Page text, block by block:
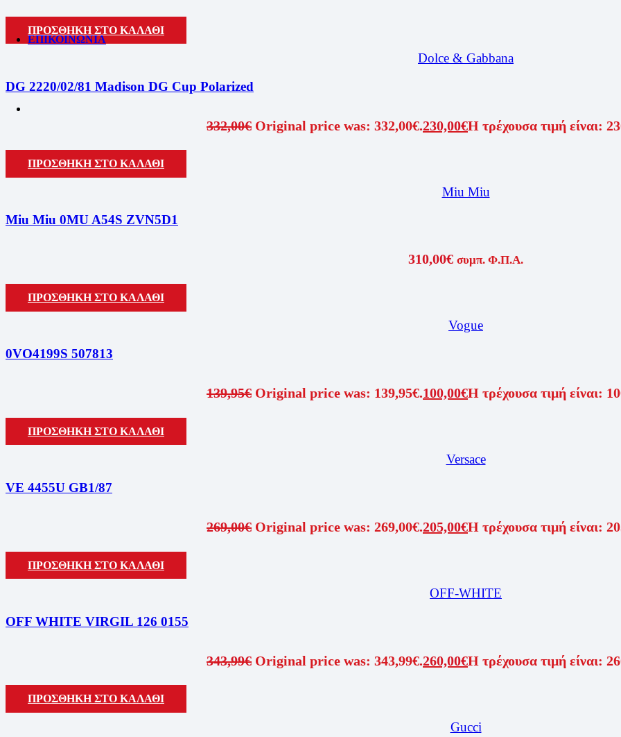
ΕΠΙΚΟΙΝΩΝΙΑ
ΠΡΟΣΘΗΚΗ ΣΤΟ ΚΑΛΑΘΙ
Dolce & Gabbana
DG 2220/02/81 Madison DG Cup Polarized
332,00€ Original price was: 332,00€.230,00€Η τρέχουσα τιμή είναι:
ΠΡΟΣΘΗΚΗ ΣΤΟ ΚΑΛΑΘΙ
Miu Miu
Miu Miu 0MU A54S ZVN5D1
310,00€ συμπ. Φ.Π.Α.
ΠΡΟΣΘΗΚΗ ΣΤΟ ΚΑΛΑΘΙ
Vogue
0VO4199S 507813
139,95€ Original price was: 139,95€.100,00€Η τρέχουσα τιμή είναι:
ΠΡΟΣΘΗΚΗ ΣΤΟ ΚΑΛΑΘΙ
Versace
VE 4455U GB1/87
269,00€ Original price was: 269,00€.205,00€Η τρέχουσα τιμή είναι:
ΠΡΟΣΘΗΚΗ ΣΤΟ ΚΑΛΑΘΙ
OFF-WHITE
OFF WHITE VIRGIL 126 0155
343,99€ Original price was: 343,99€.260,00€Η τρέχουσα τιμή είναι:
ΠΡΟΣΘΗΚΗ ΣΤΟ ΚΑΛΑΘΙ
Gucci